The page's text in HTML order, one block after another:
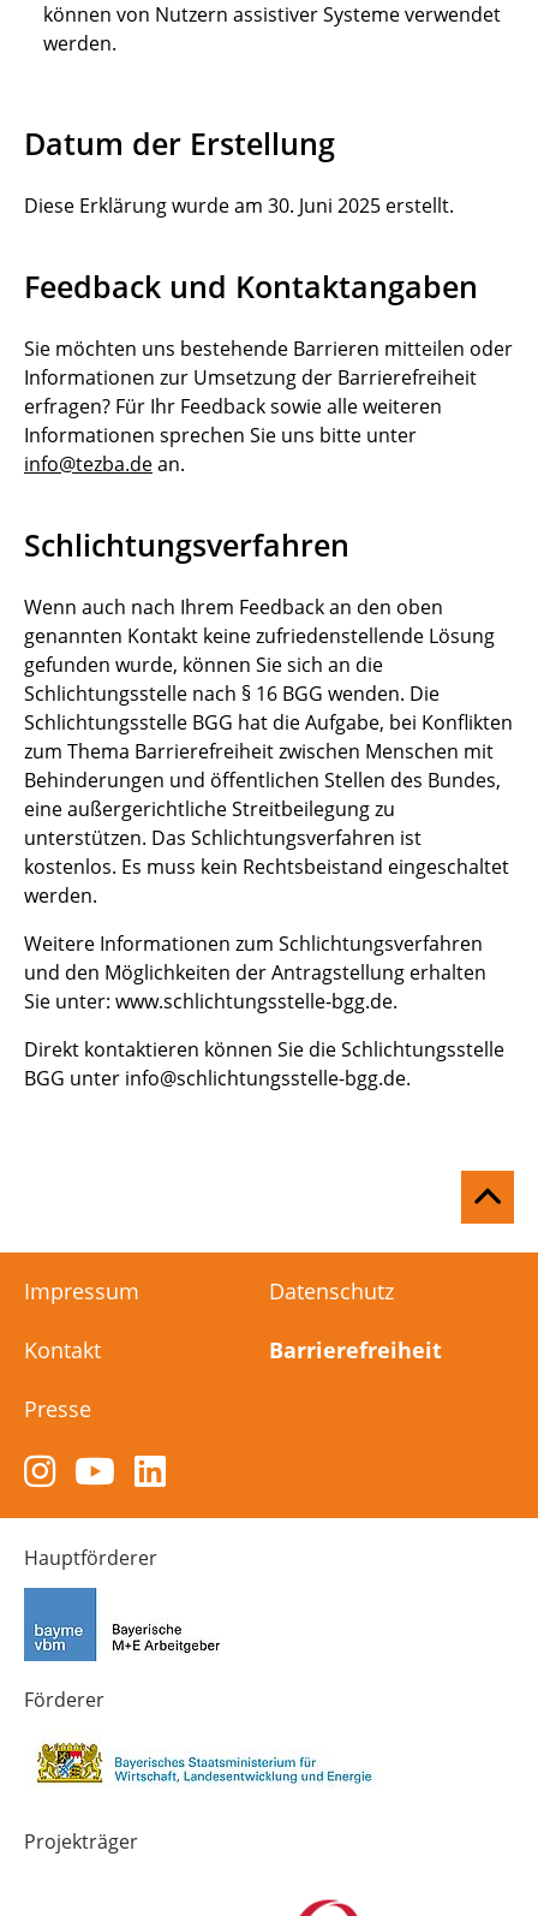
können von Nutzern assistiver Systeme verwendet
werden.
Datum der Erstellung
Diese Erklärung wurde am 30. Juni 2025 erstellt.
Feedback und Kontaktangaben
Sie möchten uns bestehende Barrieren mitteilen oder
Informationen zur Umsetzung der Barrierefreiheit
erfragen? Für Ihr Feedback sowie alle weiteren
Informationen sprechen Sie uns bitte unter
info@tezba.dean.
Schlichtungsverfahren
Wenn auch nach Ihrem Feedback an den oben
genannten Kontakt keine zufriedenstellende Lösung
gefunden wurde, können Sie sich an die
Schlichtungsstelle nach § 16 BGG wenden. Die
Schlichtungsstelle BGG hat die Aufgabe, bei Konflikten
zum Thema Barrierefreiheit zwischen Menschen mit
Behinderungen und öffentlichen Stellen des Bundes,
eine außergerichtliche Streitbeilegung zu
unterstützen. Das Schlichtungsverfahren ist
kostenlos. Es muss kein Rechtsbeistand eingeschaltet
werden.
Weitere Informationen zum Schlichtungsverfahren
und den Möglichkeiten der Antragstellung erhalten
Sie unter: www.schlichtungsstelle-bgg.de.
Direkt kontaktieren können Sie die Schlichtungsstelle
BGG unter info@schlichtungsstelle-bgg.de.
Impressum Datenschutz
Kontakt Barrierefreiheit
Presse
Zum
Instagram-
Kanal
von
Technik-
in
Bayern
4.0
Zum
YouTube-
Kanal
von
LinkedIn-
Kanal
Hauptförderer
Förderer
Projekträger